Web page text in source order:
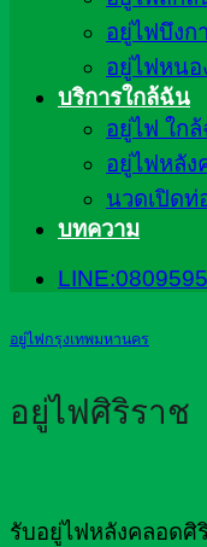
อยู่ไฟบึงก
อยู่ไฟหนอ
บริการใกล้ฉัน
อยู่ไฟ ใก
อยู่ไฟหลัง
นวดเปิด
บทความ
อยู่ไฟกรุงเทพมหานคร
อยู่ไฟศิริราช
รับอยู่ไฟหลังคลอดศิ